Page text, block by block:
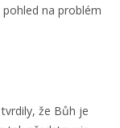
na problém
že Bůh je